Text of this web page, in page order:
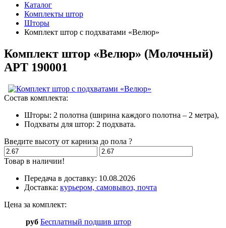
Каталог
Комплекты штор
Шторы
Комплект штор с подхватами «Велюр»
Комплект штор «Велюр» (Молочный)
АРТ 190001
Состав комплекта:
Шторы: 2 полотна (ширина каждого полотна – 2 метра),
Подхваты для штор: 2 подхвата.
Введите высоту от карниза до пола ?
Товар в наличии!
Передача в доставку: 10.08.2026
Доставка: курьером, самовывоз, почта
Цена за комплект:
руб Бесплатный подшив штор